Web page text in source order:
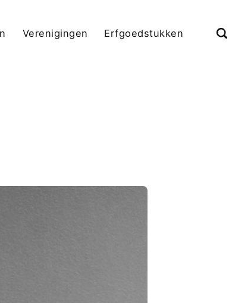
Verenigingen Erfgoedstukken